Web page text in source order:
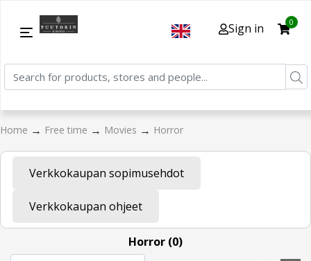
Sign in 0
Home → Free time → Movies → Horror
Verkkokaupan sopimusehdot
Verkkokaupan ohjeet
Horror (0)